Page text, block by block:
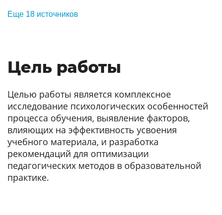
Еще 18 источников
Цель работы
Целью работы является комплексное
исследование психологических особенностей
процесса обучения, выявление факторов,
влияющих на эффективность усвоения
учебного материала, и разработка
рекомендаций для оптимизации
педагогических методов в образовательной
практике.